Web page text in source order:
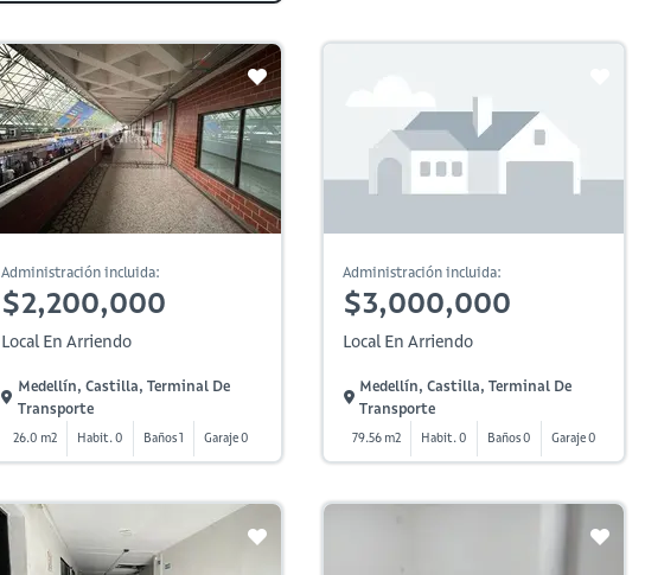
Administración incluida:
$2,200,000
Local En Arriendo
Medellín, Castilla, Terminal De
Transporte
26.0 m2 Habit. 0 Baños 1 Garaje 0
Administración incluida:
$3,000,000
Local En Arriendo
Medellín, Castilla, Terminal De
Transporte
79.56 m2 Habit. 0 Baños 0 Garaje 0